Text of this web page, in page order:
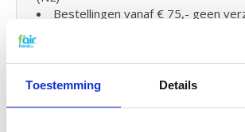
Toestemming Details
Bestellingen vanaf € 75,- geen
Luchtverwarming filters
en klein onderhoud